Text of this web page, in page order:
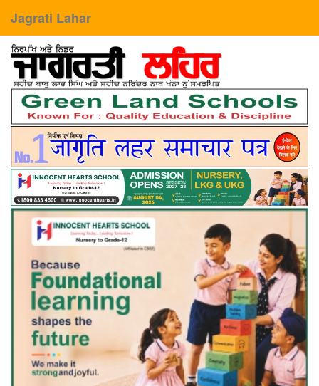
Jagrati Lahar